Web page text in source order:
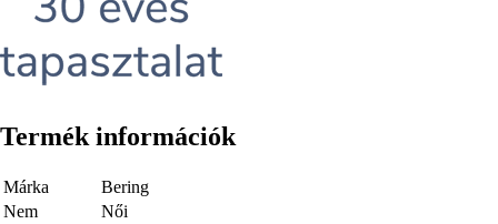
Termék információk
Márka
Bering
Nem
Női